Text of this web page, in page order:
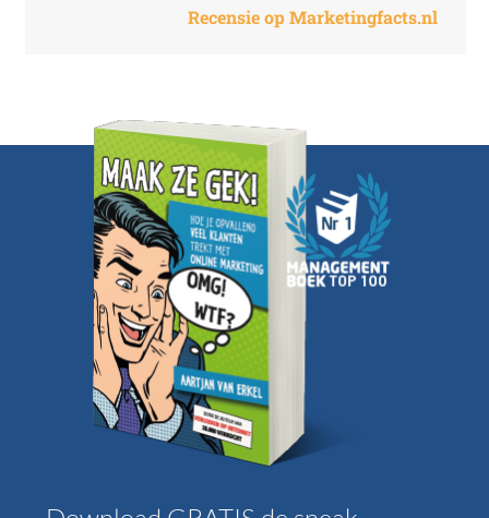
Recensie op Marketingfacts.nl